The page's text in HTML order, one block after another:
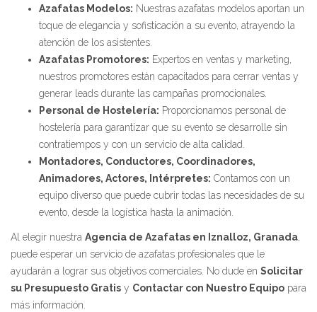
Azafatas Modelos: Nuestras azafatas modelos aportan un
toque de elegancia y sofisticación a su evento, atrayendo la
atención de los asistentes.
Azafatas Promotores: Expertos en ventas y marketing,
nuestros promotores están capacitados para cerrar ventas y
generar leads durante las campañas promocionales.
Personal de Hostelería: Proporcionamos personal de
hostelería para garantizar que su evento se desarrolle sin
contratiempos y con un servicio de alta calidad.
Montadores, Conductores, Coordinadores,
Animadores, Actores, Intérpretes: Contamos con un
equipo diverso que puede cubrir todas las necesidades de su
evento, desde la logística hasta la animación.
Al elegir nuestra Agencia de Azafatas en Iznalloz, Granada
puede esperar un servicio de azafatas profesionales que le
ayudarán a lograr sus objetivos comerciales. No dude en Solicitar
su Presupuesto Gratis y Contactar con Nuestro Equipo para
más información.